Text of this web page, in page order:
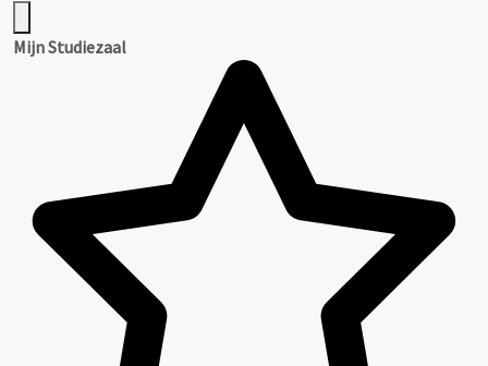
Mijn Studiezaal